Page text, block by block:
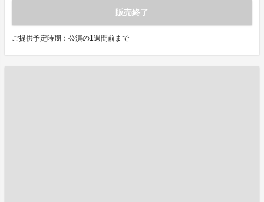
販売終了
ご提供予定時期：公演の1週間前まで